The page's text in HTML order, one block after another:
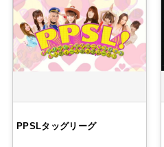
PPSLタッグリーグ